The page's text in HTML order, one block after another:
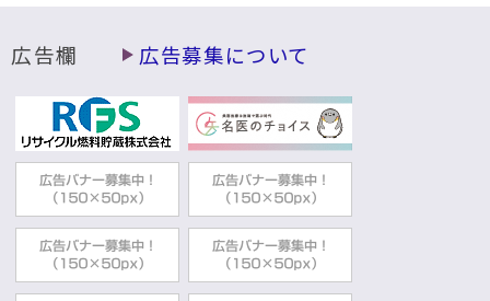
身体障害者・知的障害者相談員
健康福祉部総合福祉課
2022年03月29日 障害者福祉
むつ市手話言語条例
健康福祉部総合福祉課
2022年03月28日 障害者福祉
広告欄 広告募集について